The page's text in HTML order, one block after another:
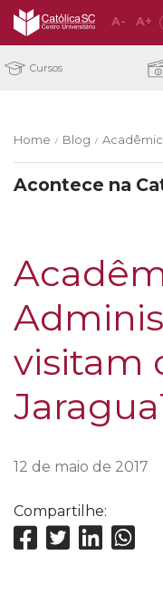
A- A+
Cursos
Home / Blog /
Acontece na
visitam
12 de maio de 2017
Compartilhe: